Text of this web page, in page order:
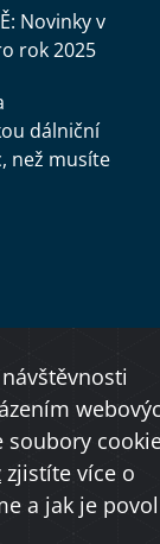
Novinky v
rok 2025
dálniční
než musíte
ČR
soubory
zjistíte více o
a jak je